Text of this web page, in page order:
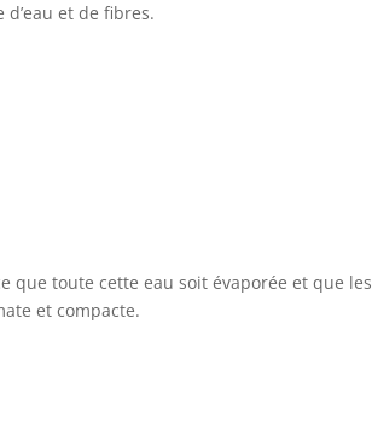
et de fibres.
que toute cette eau soit évaporée et que les
et compacte.